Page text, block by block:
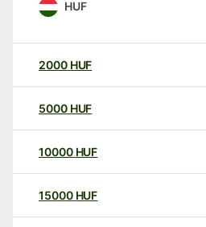
HUF
2000 HUF
5000 HUF
10000 HUF
15000 HUF